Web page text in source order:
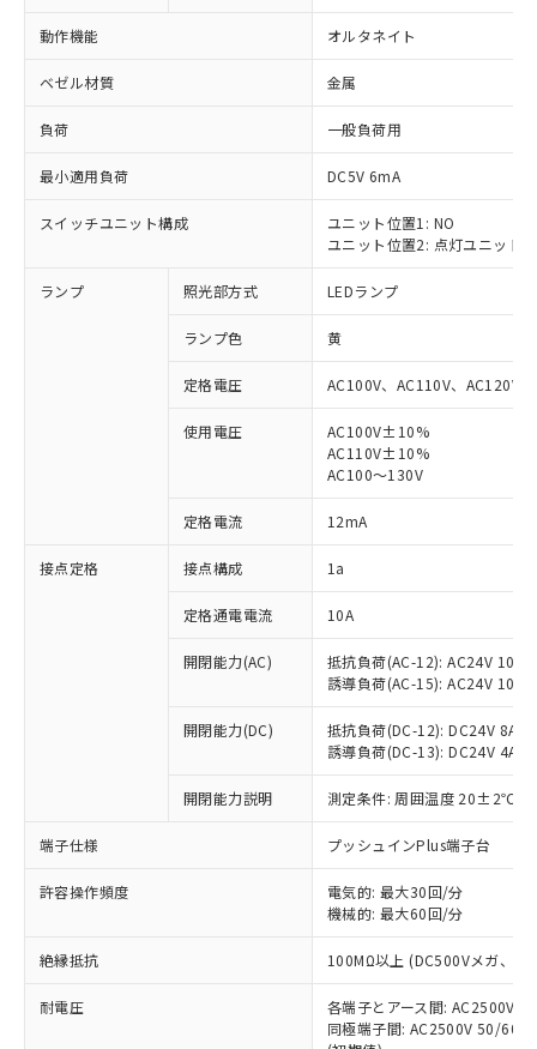
動作機能 オルタネイト
ベゼル材質 金属
負荷 一般負荷用
最小適用負荷 DC5V 6mA
スイッチユニット構成
ユニット位置1: NO
ユニット位置2: 点灯ユニット
ランプ 照光部方式 LEDランプ
ランプ色 黄
定格電圧 AC100V、AC110V、AC120V
使用電圧
AC100V±10%
AC110V±10%
AC100～130V
定格電流 12mA
接点定格 接点構成 1a
定格通電電流 10A
開閉能力(AC)
抵抗負荷(AC-12): AC24V 10A/
誘導負荷(AC-15): AC24V
開閉能力(DC)
抵抗負荷(DC-12): DC24V 8A/
誘導負荷(DC-13): DC24V 4A/
開閉能力説明 測定条件: 周囲温度 20±2℃、
端子仕様 プッシュインPlus端子台
許容操作頻度
電気的: 最大30回/分
機械的: 最大60回/分
絶縁抵抗 100MΩ以上 (DC500Vメガ、点
耐電圧
各端子とアース間: AC2500V
同極端子間: AC2500V 50/
ご利用条件
以下の条件をお読みいただき、同意のうえ
本サービスは、当社制御機器事業取扱
商品の当社在庫状況および標準価格
(税抜)を提供させていただくもので
当社制御機器事業取扱商品の中には、
ことをご了承ください。
在庫状況および標準価格照会結果は、
記載している更新日時点での社内デー
タに基づき作成されるものであり、閲
覧された時点での実際の在庫および標
準価格とは異なる場合があることをご
対応済み：EU RoHS指令（10物質）の
非含有に対応した製品が提供可能な商品で
す。
対応予定：EU RoHS指令（10物質）の非含
有に対応した製品に切り替える予定のある
対応予定なし：EU RoHS指令（10物質）の
非含有に非対応の商品で、対応品を出す予
調査・確認中：EU RoHS指令（10物質）の
非含有の対応状況を調査中または確認中の
非該当品：ライセンス料など無形物で、有
害物質有無と関係のない商品です。
仕入先様の事情により、非含有部品として
いたものが、含有品と判明した場合などや
むを得ず変更することがあります。
*EU RoHS指令（10物質）：
鉛(Pb) 1000ppm以下、 水銀(Hg) 1000ppm以下、 カド
六価クロム(Cr(Ⅵ)) 1000ppm以下、ポリ臭化ビフェニル
類(PBB) 1000ppm以下、ポリ臭化ジフェニルエーテル類
「○」：最大均質材料含有率が中国RoHSの
基準値以下であることを示します。
「×」：最大均質材料含有率が中国RoHSの
基準値を超えていることを示します。
「－」：未確認です。当社販売部門へお問
*中国RoHS10物質の基準値 (GB/T26572)：
Pb(鉛) :1000ppm、 Hg(水銀) : 1000ppm、 Cd(カドミウ
Cr(Ⅵ)(六価クロム) : 1000ppm、 PBBs(ポリ臭化ビフェ
当社は、これら貴社製品のうち、外国
為替および外国貿易法に定める商品
または国外への提供する場合は、日本
国政府の輸出許可(または役務取引許
可)を取得するなどの必要な手続きを